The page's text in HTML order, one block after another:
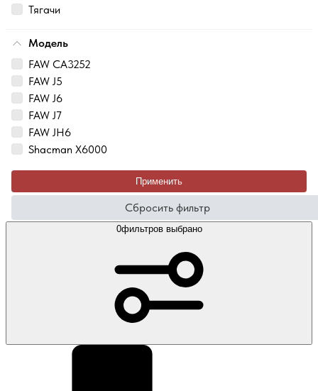
Тягачи
Модель
FAW CA3252
FAW J5
FAW J6
FAW J7
FAW JH6
Shacman X6000
Применить
Сбросить фильтр
0фильтров выбрано